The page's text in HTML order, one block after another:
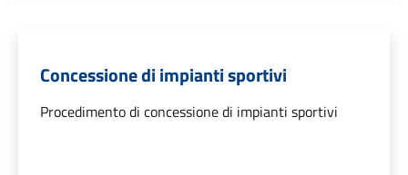
Concessione di impianti sportivi
Procedimento di concessione di impianti sportivi